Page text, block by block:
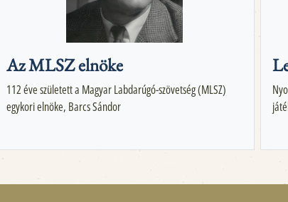
Az MLSZ elnöke
112 éve született a Magyar Labdarúgó-szövetség (MLSZ)
egykori elnöke, Barcs Sándor